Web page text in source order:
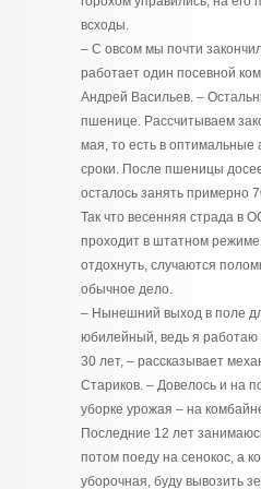
всходы.
– С овсом мы почти
работает один посевной
Андрей Васильев. –
пшенице. Рассчитываем
мая, то есть в оптимальные
сроки. После пшеницы
осталось занять примерно
Так что весенняя страда в
проходит в штатном
отдохнуть, случаются
обычное дело.
– Нынешний выход в поле
юбилейный, ведь я работаю
30 лет, – рассказывает
Стариков. – Довелось и на
уборке урожая – на
Последние 12 лет
потом поеду на сенокос, а
уборочная, буду вывозить